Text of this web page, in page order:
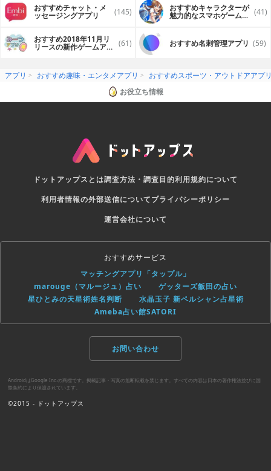
おすすめチャット・メ
ッセージングアプリ (145) おすすめキャラクターが
魅力的なスマホゲームア (41)
おすすめ2018年11月リ
リースの新作ゲームアプ (61) おすすめ名刺管理アプリ (59)
アプリ おすすめ趣味・エンタメアプリ
おすすめスポーツ・アウトドアアプ
お役立ち情報
ドットアップスとは調査方法・調査目的利用規約について
利用者情報の外部送信についてプライバシーポリシー
運営会社について
おすすめサービス
マッチングアプリ「タップル」
marouge（マルージュ）占い
ゲッターズ飯田の占い
星ひとみの天星術姓名判断
水晶玉子 新ペルシャン占星術
Ameba占い館SATORI
お問い合わせ
AndroidはGoogle Inc.の商標です。掲載記事・写真の無断転載を禁じます。すべての内容は日本の著作権法並びに国
際条約により保護されています。
©2015 - ドットアップス